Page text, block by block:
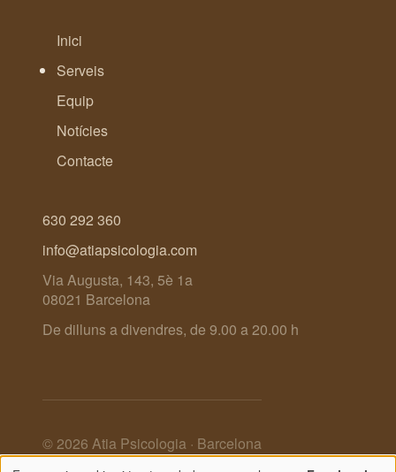
Inici
Serveis
Equip
Notícies
Contacte
630 292 360
info@atiapsicologia.com
Via Augusta, 143, 5è 1a
08021 Barcelona
De dilluns a divendres, de 9.00 a 20.00 h
© 2026 Atia Psicologia · Barcelona